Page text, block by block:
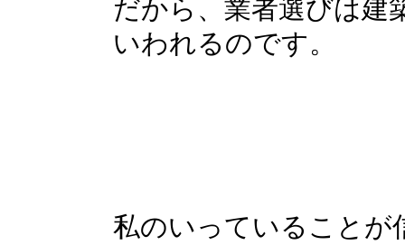
だから、業者選びは建
いわれるのです。
私のいっていることが